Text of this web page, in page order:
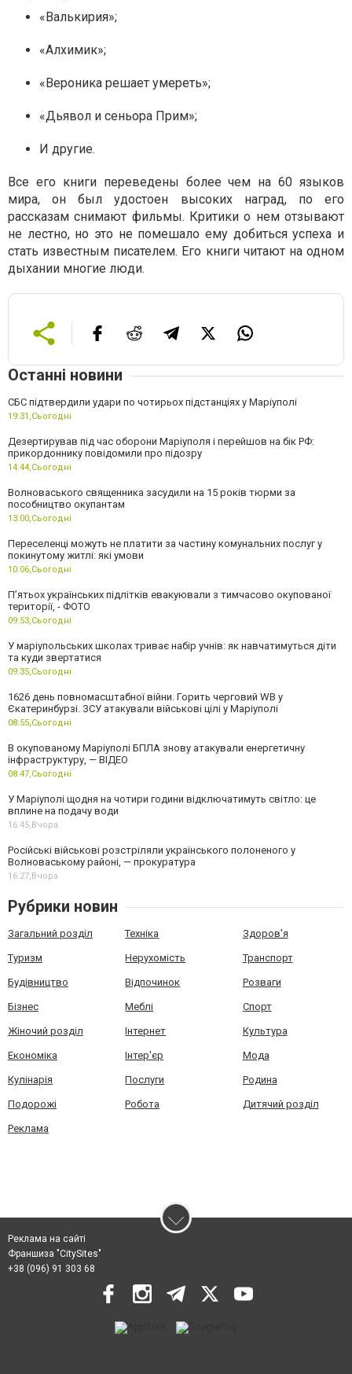
«Валькирия»;
«Алхимик»;
«Вероника решает умереть»;
«Дьявол и сеньора Прим»;
И другие.
Все его книги переведены более чем на 60 языков
мира, он был удостоен высоких наград, по его
рассказам снимают фильмы. Критики о нем отзывают
не лестно, но это не помешало ему добиться успеха и
стать известным писателем. Его книги читают на одном
дыхании многие люди.
Останні новини
СБС підтвердили удари по чотирьох підстанціях у Маріуполі
19:31,Сьогодні
Дезертирував під час оборони Маріуполя і перейшов на бік РФ:
прикордоннику повідомили про підозру
14:44,Сьогодні
Волноваського священника засудили на 15 років тюрми за
пособництво окупантам
13:00,Сьогодні
Переселенці можуть не платити за частину комунальних послуг у
покинутому житлі: які умови
10:06,Сьогодні
П’ятьох українських підлітків евакуювали з тимчасово окупованої
території, - ФОТО
09:53,Сьогодні
У маріупольських школах триває набір учнів: як навчатимуться діти
та куди звертатися
09:35,Сьогодні
1626 день повномасштабної війни. Горить черговий WB у
Єкатеринбурзі. ЗСУ атакували військові цілі у Маріуполі
08:55,Сьогодні
В окупованому Маріуполі БПЛА знову атакували енергетичну
інфраструктуру, — ВІДЕО
08:47,Сьогодні
У Маріуполі щодня на чотири години відключатимуть світло: це
вплине на подачу води
16:45,Вчора
Російські військові розстріляли українського полоненого у
Волноваському районі, — прокуратура
16:27,Вчора
Рубрики новин
Загальний розділ Техніка Здоров'я
Туризм Нерухомість Транспорт
Будівництво Відпочинок Розваги
Бізнес Меблі Спорт
Жіночий розділ Інтернет Культура
Економіка Інтер'єр Мода
Кулінарія Послуги Родина
Подорожі Робота Дитячий розділ
Реклама
Реклама на сайті
Франшиза "CitySites"
+38 (096) 91 303 68